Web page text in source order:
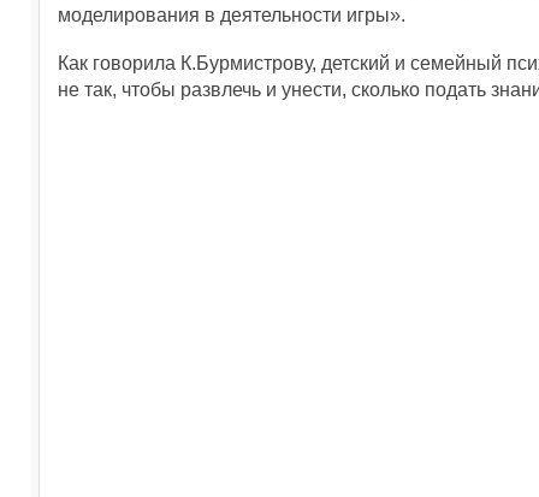
моделирования в деятельности игры».
Как говорила К.Бурмистрову, детский и семейный
не так, чтобы развлечь и унести, сколько подать